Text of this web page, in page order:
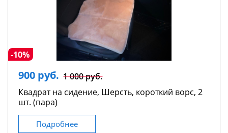
-10%
900 руб. 1 000 руб.
Квадрат на сидение, Шерсть, короткий ворс, 2
шт. (пара)
Подробнее